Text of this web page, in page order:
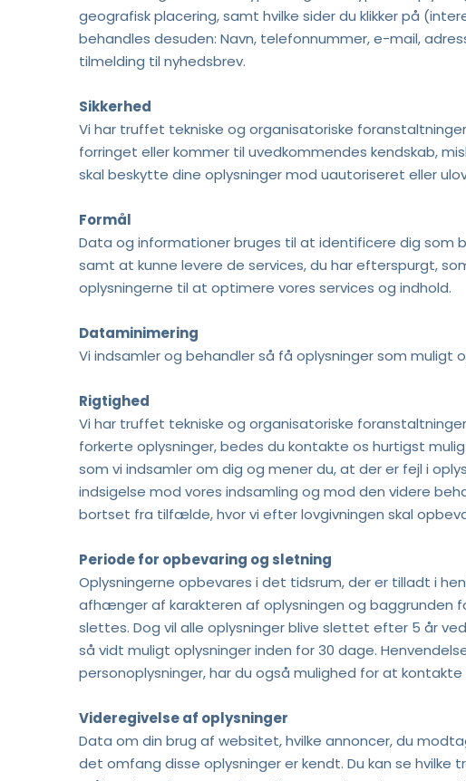
geografisk placering, samt hvilke sider du klikker på
behandles desuden: Navn, telefonnummer, e-mail,
tilmelding til nyhedsbrev.
Sikkerhed
Vi har truffet tekniske og organisatoriske
forringet eller kommer til uvedkommendes kendskab,
skal beskytte dine oplysninger mod uautoriseret eller
Formål
Data og informationer bruges til at identificere dig som
samt at kunne levere de services, du har efterspurgt,
oplysningerne til at optimere vores services og indhold.
Dataminimering
Vi indsamler og behandler så få oplysninger som muligt
Rigtighed
Vi har truffet tekniske og organisatoriske
forkerte oplysninger, bedes du kontakte os hurtigst
som vi indsamler om dig og mener du, at der er fejl i
indsigelse mod vores indsamling og mod den videre
bortset fra tilfælde, hvor vi efter lovgivningen skal
Periode for opbevaring og sletning
Oplysningerne opbevares i det tidsrum, der er tilladt i
afhænger af karakteren af oplysningen og baggrunden
slettes. Dog vil alle oplysninger blive slettet efter 5 år
så vidt muligt oplysninger inden for 30 dage.
personoplysninger, har du også mulighed for at
Videregivelse af oplysninger
Data om din brug af websitet, hvilke annoncer, du
det omfang disse oplysninger er kendt. Du kan se